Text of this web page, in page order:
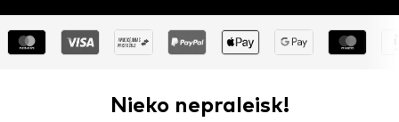
Nieko nepraleisk!